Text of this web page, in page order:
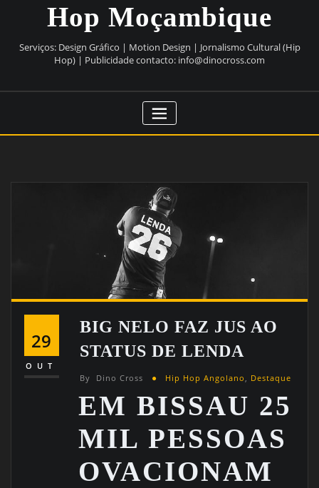
Hop Moçambique
Serviços: Design Gráfico | Motion Design | Jornalismo Cultural (Hip
Hop) | Publicidade contacto: info@dinocross.com
29
OUT
BIG NELO FAZ JUS AO
STATUS DE LENDA
By Dino Cross Hip Hop Angolano Destaque
EM BISSAU 25
MIL PESSOAS
OVACIONAM